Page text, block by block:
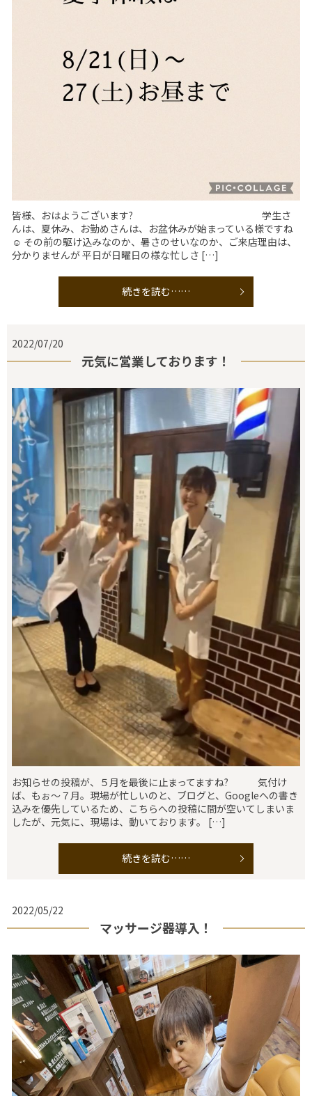
皆様、おはようございます? 学生さ
んは、夏休み、お勤めさんは、お盆休みが始まっている様ですね
☺️ その前の駆け込みなのか、暑さのせいなのか、ご来店理由は、
分かりませんが 平日が日曜日の様な忙しさ […]
続きを読む……
2022/07/20
元気に営業しております！
お知らせの投稿が、５月を最後に止まってますね? 気付け
ば、もぉ〜７月。現場が忙しいのと、ブログと、Googleへの書き
込みを優先しているため、こちらへの投稿に間が空いてしまいま
したが、元気に、現場は、動いております。 […]
続きを読む……
2022/05/22
マッサージ器導入！